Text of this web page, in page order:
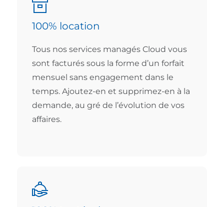
100% location
Tous nos services managés Cloud vous
sont facturés sous la forme d’un forfait
mensuel sans engagement dans le
temps. Ajoutez-en et supprimez-en à la
demande, au gré de l’évolution de vos
affaires.